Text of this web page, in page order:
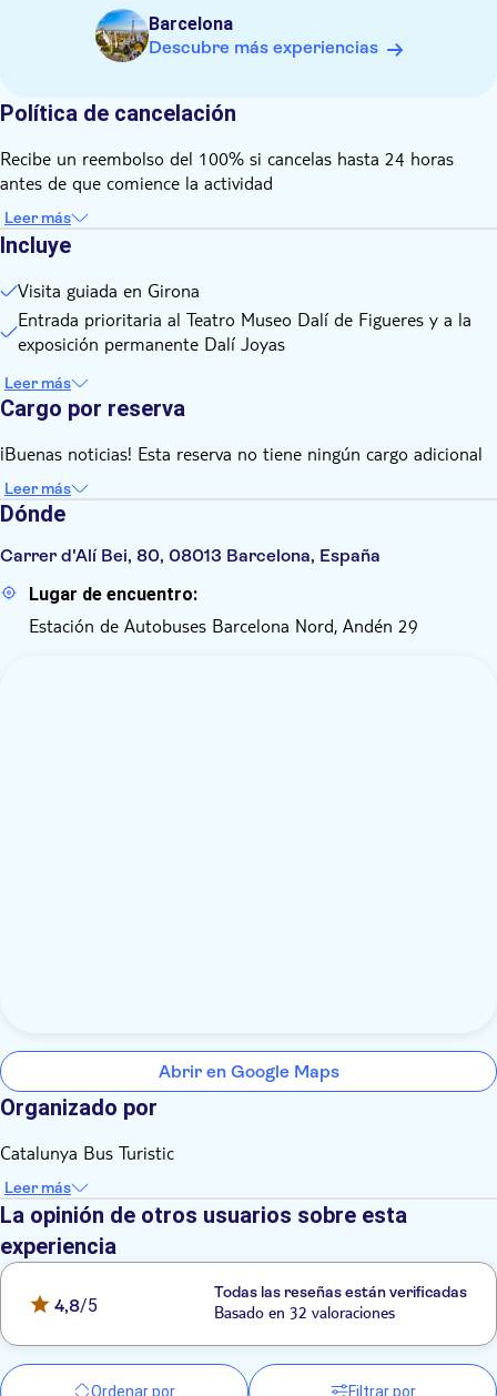
Barcelona
Descubre más experiencias
Política de cancelación
Recibe un reembolso del 100% si cancelas hasta 24 horas
antes de que comience la actividad
Leer más
Incluye
Visita guiada en Girona
Entrada prioritaria al Teatro Museo Dalí de Figueres y a la
exposición permanente Dalí Joyas
Leer más
Cargo por reserva
¡Buenas noticias! Esta reserva no tiene ningún cargo adicional
Leer más
Dónde
Carrer d'Alí Bei, 80, 08013 Barcelona, España
Lugar de encuentro:
Estación de Autobuses Barcelona Nord, Andén 29
Abrir en Google Maps
Organizado por
Catalunya Bus Turistic
Leer más
La opinión de otros usuarios sobre esta
experiencia
4,8/5
Todas las reseñas están verificadas
Basado en 32 valoraciones
Ordenar por Filtrar por